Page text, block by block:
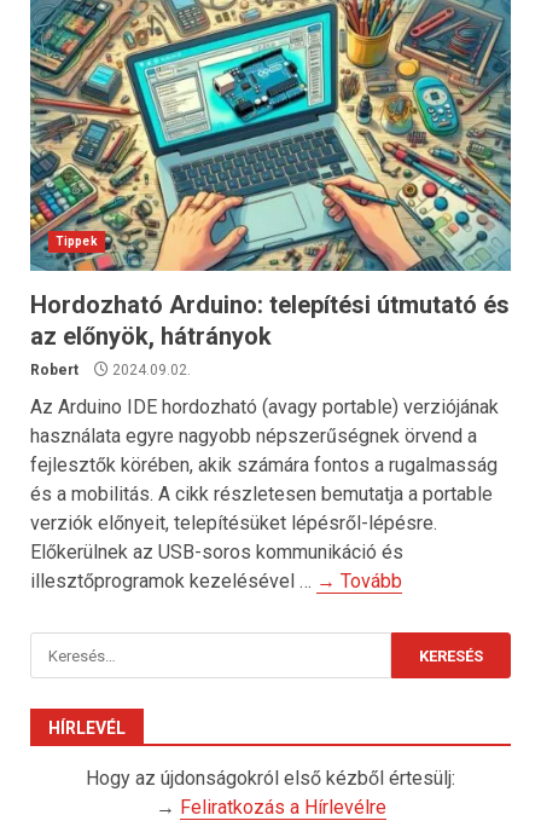
Tippek
Hordozható Arduino: telepítési útmutató és
az előnyök, hátrányok
Robert 2024.09.02.
Az Arduino IDE hordozható (avagy portable) verziójának
használata egyre nagyobb népszerűségnek örvend a
fejlesztők körében, akik számára fontos a rugalmasság
és a mobilitás. A cikk részletesen bemutatja a portable
verziók előnyeit, telepítésüket lépésről-lépésre.
Előkerülnek az USB-soros kommunikáció és
illesztőprogramok kezelésével … → Tovább
Keresés:
HÍRLEVÉL
Hogy az újdonságokról első kézből értesülj:
→ Feliratkozás a Hírlevélre